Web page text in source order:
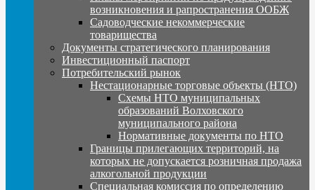
возникновения и рапространения ООБЖ
Садоводческие некоммерческие
товарищества
Документы стратегического планирования
Инвестиционный паспорт
Потребительский рынок
Нестационарные торговые объекты (НТО)
Схемы НТО муниципальных
образований Волховского
муниципального района
Нормативные документы по НТО
Границы прилегающих территорий, на
которых не допускается розничная продажа
алкогольной продукции
Специальная комиссия по определению